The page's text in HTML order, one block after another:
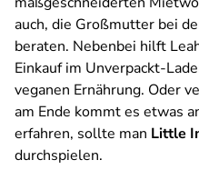
auch, die Großmutter bei
beraten. Nebenbei hilft
Einkauf im Unverpackt-
veganen Ernährung. Oder
am Ende kommt es etwas
erfahren, sollte man Little
durchspielen.